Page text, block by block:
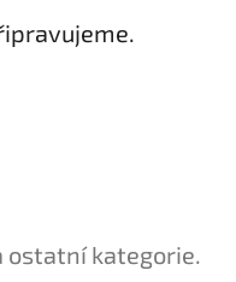
ostatní kategorie.